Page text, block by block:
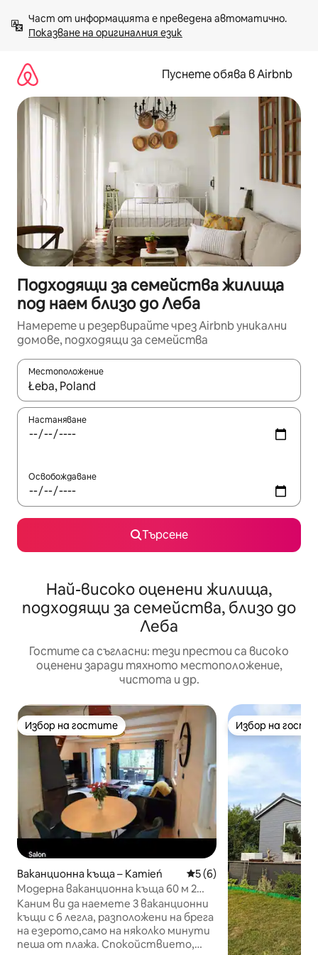
към
съдържанието
Показване на оригиналния език
Пуснете обява в Airbnb
Подходящи за семейства жилища
под наем близо до Леба
Намерете и резервирайте чрез Airbnb уникални
домове, подходящи за семейства
Местоположение
Когато резултатите се покажат, използвайте
Настаняване
Освобождаване
Търсене
Най-високо оценени жилища,
подходящи за семейства, близо до
Леба
Гостите са съгласни: тези престои са високо
оценени заради тяхното местоположение,
чистота и др.
Избор на гостите
Избор на гостите
Ваканционна къща – Kamień Средна оценка: 5 от 5,
5 (6)
Модерна ваканционна къща 60 м 2
Стоун
Каним ви да наемете 3 ваканционни
къщи с 6 легла, разположени на брега
на езерото,само на няколко минути
пеша от плажа. Спокойствието,
Избор на
Избор на